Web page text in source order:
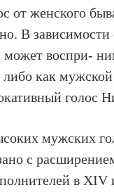
от женского
В
может воспри-
либо как
голос
мужских
с
в XIV